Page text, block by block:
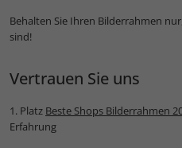
Behalten Sie Ihren Bilderrahmen
sind!
Vertrauen Sie uns
1. Platz Beste Shops Bilderrahmen
Erfahrung